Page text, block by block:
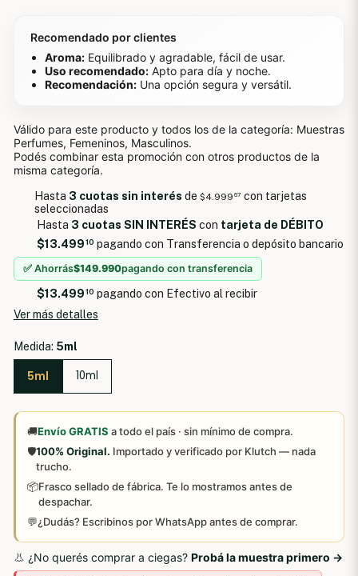
Recomendado por clientes
Aroma:Equilibrado y agradable, fácil de usar.
Uso recomendado:Apto para día y noche.
Recomendación:Una opción segura y versátil.
Válido para este producto y todos los de la categoría: Muestras
Perfumes, Femeninos, Masculinos.
Podés combinar esta promoción con otros productos de la
misma categoría.
Hasta 3 cuotas sin interés de$4.999 67 con tarjetas
seleccionadas
Hasta 3 cuotas SIN INTERÉS con tarjeta de DÉBITO
$13.49910 pagando con Transferencia o depósito bancario
✅ Ahorrás$149.990pagando con transferencia
$13.49910 pagando con Efectivo al recibir
Ver más detalles
Medida: 5ml
5ml 10ml
🚚Envío GRATIS a todo el país · sin mínimo de compra.
🛡️100% Original. Importado y verificado por Klutch — nada
trucho.
📦Frasco sellado de fábrica. Te lo mostramos antes de
despachar.
💬¿Dudás? Escribinos por WhatsApp antes de comprar.
👃 ¿No querés comprar a ciegas? Probá la muestra primero →